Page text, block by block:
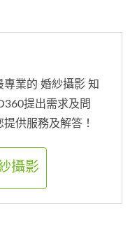
業的 婚紗攝影 知
提出需求及問
供服務及解答！
攝影